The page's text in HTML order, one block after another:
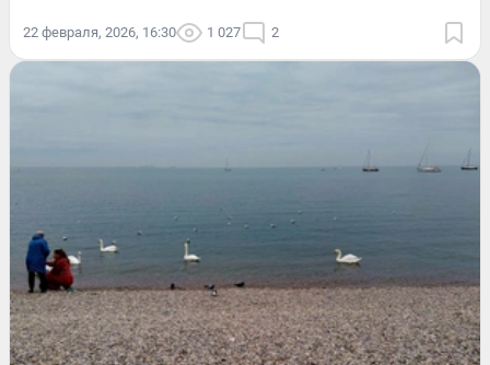
22 февраля, 2026, 16:30 1 027 2